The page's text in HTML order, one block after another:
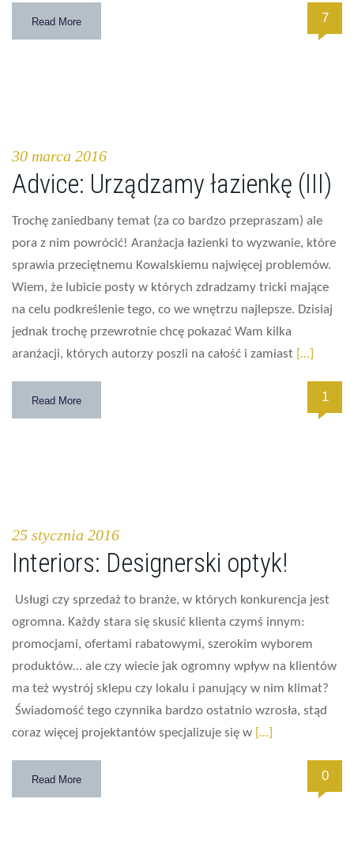
Read More 7
30 marca 2016
Advice: Urządzamy łazienkę (III)
Trochę zaniedbany temat (za co bardzo przepraszam) ale
pora z nim powrócić! Aranżacja łazienki to wyzwanie, które
sprawia przeciętnemu Kowalskiemu najwięcej problemów.
Wiem, że lubicie posty w których zdradzamy tricki mające
na celu podkreślenie tego, co we wnętrzu najlepsze. Dzisiaj
jednak trochę przewrotnie chcę pokazać Wam kilka
aranżacji, których autorzy poszli na całość i zamiast […]
Read More 1
25 stycznia 2016
Interiors: Designerski optyk!
Usługi czy sprzedaż to branże, w których konkurencja jest
ogromna. Każdy stara się skusić klienta czymś innym:
promocjami, ofertami rabatowymi, szerokim wyborem
produktów… ale czy wiecie jak ogromny wpływ na klientów
ma też wystrój sklepu czy lokalu i panujący w nim klimat?
Świadomość tego czynnika bardzo ostatnio wzrosła, stąd
coraz więcej projektantów specjalizuje się w […]
Read More 0